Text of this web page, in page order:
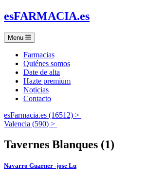
esFARMACIA.es
Menu
Farmacias
Quiénes somos
Date de alta
Hazte premium
Noticias
Contacto
esFarmacia.es (16512) >
Valencia (590) >
Tavernes Blanques (1)
Navarro Guarner -jose Lu